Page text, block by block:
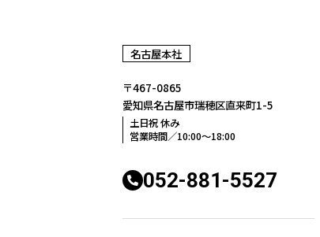
名古屋本社
〒467-0865
愛知県名古屋市瑞穂区直来町1-5
土日祝 休み
営業時間／10:00〜18:00
052-881-5527